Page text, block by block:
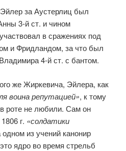
за Аустерлиц был
3-й ст. и чином
в сражениях под
и Фридландом, за что был
4-й ст. с бантом.
же Жиркевича, Эйлера, как
воина репутацией», к тому
роте не любили. Сам он
г. «солдатики
из учений канонир
ядро во время стрельб